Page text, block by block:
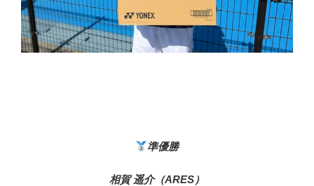
準優勝
相賀 遥介（ARES）